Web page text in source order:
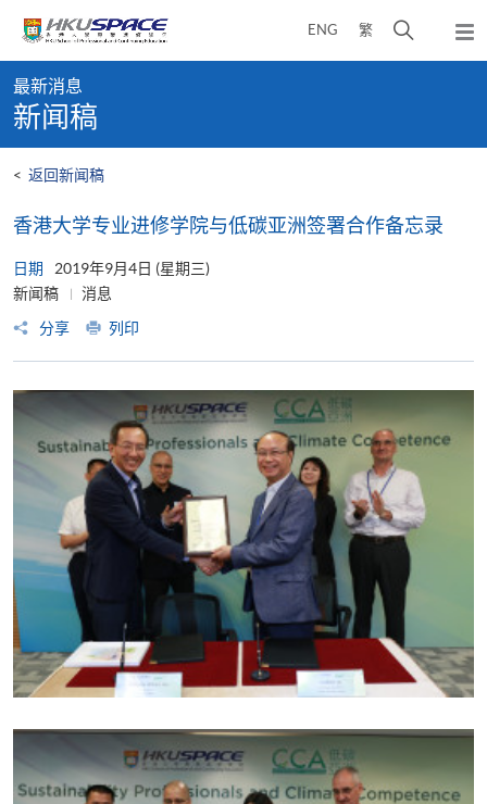
content
ENG 繁
开
弹
出
content
start
最新消息
新闻稿
< 返回新闻稿
香港大学专业进修学院与低碳亚洲签署合作备忘录
日期
2019年9月4日 (星期三)
新闻稿
消息
分享
列印